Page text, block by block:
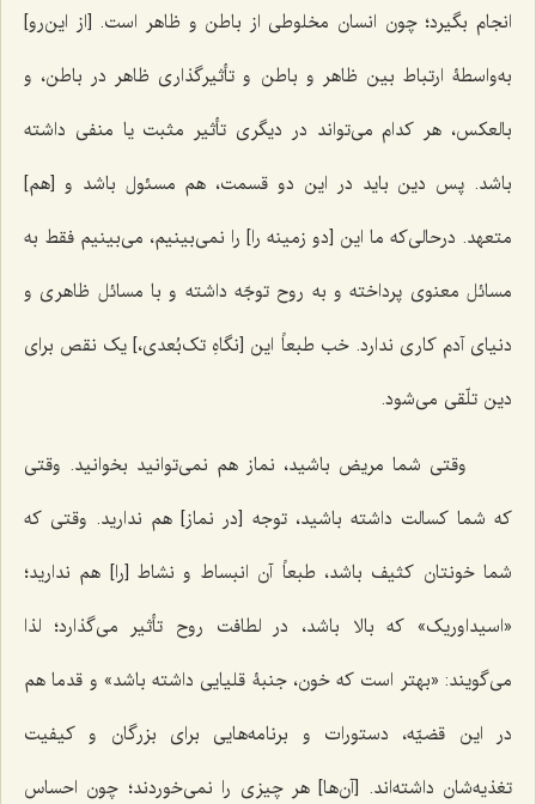
انجام بگیرد؛ چون انسان مخلوطی از باطن و ظاهر است. [از این‌رو]
به‌واسطۀ ارتباط بین ظاهر و باطن و تأثیرگذاری ظاهر در باطن، و
بالعکس، هر کدام می‌تواند در دیگری تأثیر مثبت یا منفی داشته
باشد. پس دین باید در این دو قسمت، هم مسئول باشد و [هم]
متعهد. درحالی‌که ما این [دو زمینه‌ را] را نمی‌بینیم، می‌بینیم فقط به
مسائل معنوی پرداخته و به روح توجّه داشته و با مسائل ظاهری و
دنیای آدم کاری ندارد. خب طبعاً این [نگاهِ تک‌بُعدی،] یک نقص برای
دین تلّقی می‌شود.
وقتی شما مریض باشید، نماز هم نمی‌توانید بخوانید. وقتی
که شما کسالت داشته باشید، توجه [در نماز] هم ندارید. وقتی که
شما خونتان کثیف باشد، طبعاً آن انبساط و نشاط [را] هم ندارید؛
«اسیداوریک» که بالا باشد، در لطافت روح تأثیر می‌گذارد؛ لذا
می‌گویند: «بهتر است که خون، جنبۀ قلیایی داشته باشد» و قدما هم
در این قضیّه، دستورات و برنامه‌هایی برای بزرگان و کیفیت
تغذیه‌شان داشته‌اند. [آن‌ها] هر چیزی را نمی‌خوردند؛ چون احساس